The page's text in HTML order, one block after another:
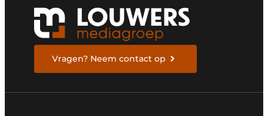
Vragen? Neem contact op